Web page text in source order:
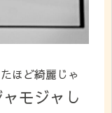
ほど綺麗じゃ
モジャし